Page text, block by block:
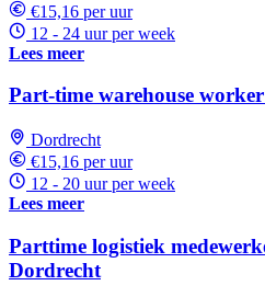
€15,16 per uur
12 - 24 uur per week
Lees meer
Part-time warehouse
Dordrecht
€15,16 per uur
12 - 20 uur per week
Lees meer
Parttime logistiek
Dordrecht